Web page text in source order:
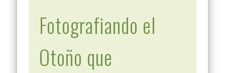
Fotografiando el
Otoño que